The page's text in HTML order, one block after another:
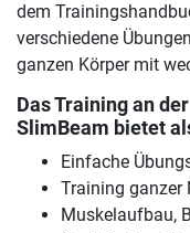
dem
verschiedene
ganzen Körper mit
Das Training an
SlimBeam bietet
Einfache
Training ganzer
Muskelaufbau,